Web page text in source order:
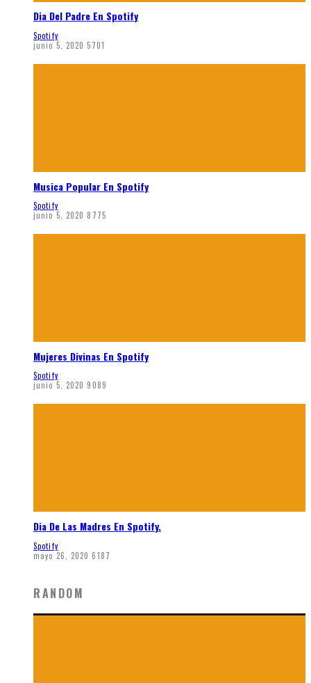
Dia Del Padre En Spotify
Spotify
junio 5, 2020 5701
Musica Popular En Spotify
Spotify
junio 5, 2020 8775
Mujeres Divinas En Spotify
Spotify
junio 5, 2020 9089
Dia De Las Madres En Spotify.
Spotify
mayo 26, 2020 6187
RANDOM